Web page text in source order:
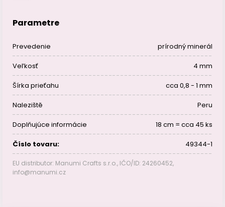
Parametre
Prevedenie prírodný minerál
Veľkosť 4 mm
Šírka prieťahu cca 0,8 - 1 mm
Naleziště Peru
Doplňujúce informácie 18 cm = cca 45 ks
Číslo tovaru: 49344-1
EU distributor: Manumi Crafts s.r.o., IČO/ID: 24260452,
info@manumi.cz